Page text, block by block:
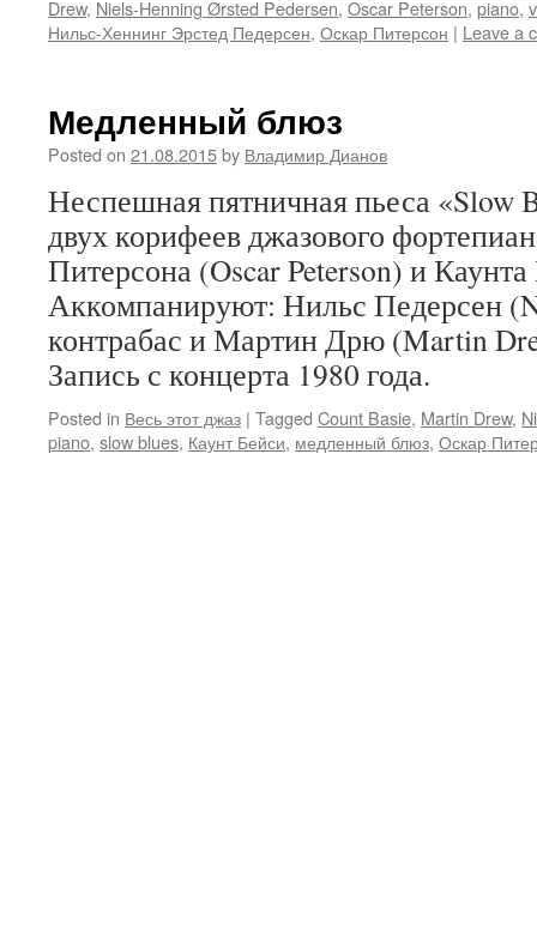
Drew, Niels-Henning Ørsted Pedersen, Oscar Peterson, piano,
Нильс-Хеннинг Эрстед Педерсен, Оскар Питерсон | Leave a
Медленный блюз
Posted on 21.08.2015by Владимир Дианов
Неспешная пятничная пьеса «Slow
двух корифеев джазового
Питерсона (Oscar Peterson) и
Аккомпанируют: Нильс Педерсен
контрабас и Мартин Дрю (Martin
Запись с концерта 1980 года.
Posted in Весь этот джаз | Tagged Count Basie, Martin Drew,
piano, slow blues, Каунт Бейси, медленный блюз, Оскар